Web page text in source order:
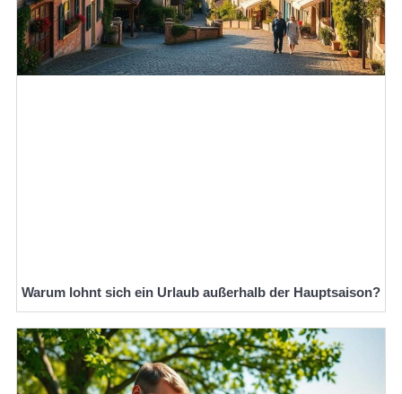
Warum lohnt sich ein Urlaub außerhalb der Hauptsaison?